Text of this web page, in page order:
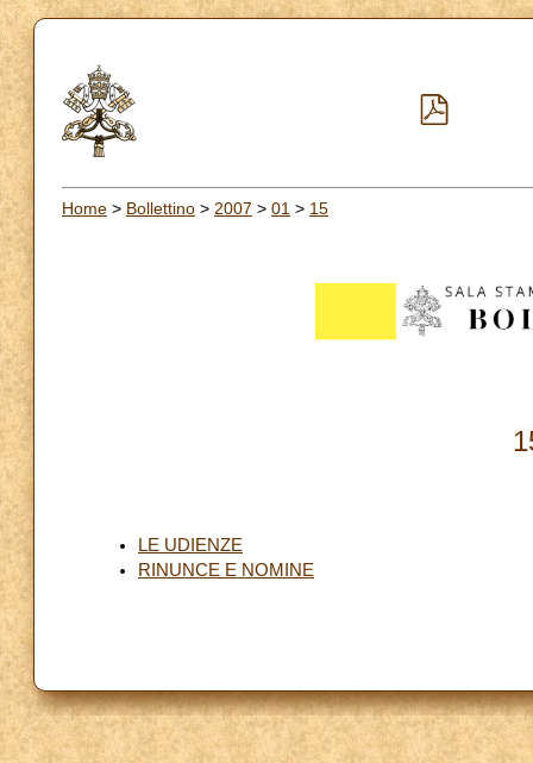
Home > Bollettino > 2007 > 01 > 15
LE UDIENZE
RINUNCE E NOMINE